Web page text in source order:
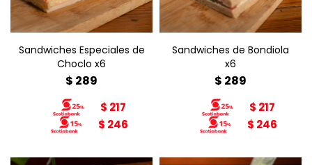
Sandwiches Especiales de
Choclo x6
$ 289
$ 217
$ 246
Sandwiches de Bondiola
x6
$ 289
$ 217
$ 246